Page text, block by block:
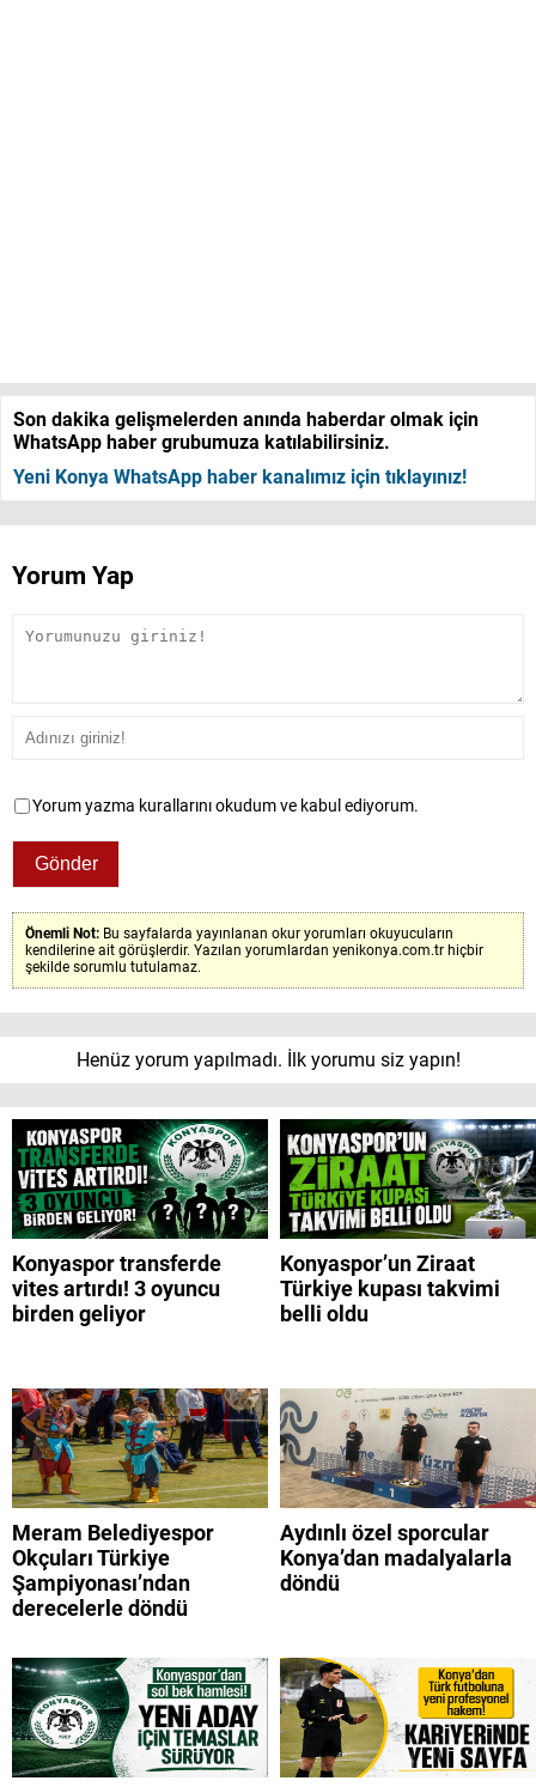
Son dakika gelişmelerden anında haberdar olmak için
WhatsApp haber grubumuza katılabilirsiniz.
Yeni Konya WhatsApp haber kanalımız için tıklayınız!
Yorum Yap
Yorum yazma kurallarını okudum ve kabul ediyorum.
Önemli Not: Bu sayfalarda yayınlanan okur yorumları okuyucuların
kendilerine ait görüşlerdir. Yazılan yorumlardan yenikonya.com.tr hiçbir
şekilde sorumlu tutulamaz.
Henüz yorum yapılmadı. İlk yorumu siz yapın!
Konyaspor transferde
vites artırdı! 3 oyuncu
birden geliyor
Konyaspor’un Ziraat
Türkiye kupası takvimi
belli oldu
Meram Belediyespor
Okçuları Türkiye
Şampiyonası’ndan
derecelerle döndü
Aydınlı özel sporcular
Konya’dan madalyalarla
döndü